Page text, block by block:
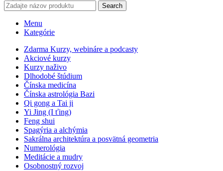
Search
Menu
Kategórie
Zdarma Kurzy, webináre a podcasty
Akciové kurzy
Kurzy naživo
Dlhodobé štúdium
Čínska medicína
Čínska astrológia Bazi
Qi gong a Tai ji
Yi Jing (I ťing)
Feng shui
Spagýria a alchýmia
Sakrálna architektúra a posvätná geometria
Numerológia
Meditácie a mudry
Osobnostný rozvoj